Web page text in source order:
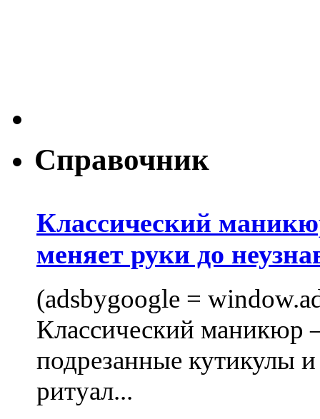
Справочник
Классический
меняет руки до
(adsbygoogle =
Классический маникюр
подрезанные кутикулы
ритуал...